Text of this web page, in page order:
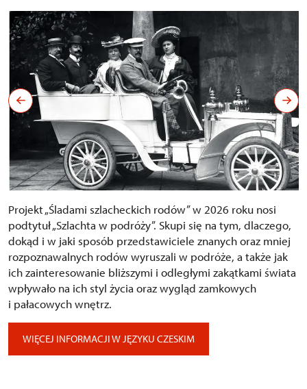
Projekt „Śladami szlacheckich rodów” w 2026 roku nosi
podtytuł „Szlachta w podróży”. Skupi się na tym, dlaczego,
dokąd i w jaki sposób przedstawiciele znanych oraz mniej
rozpoznawalnych rodów wyruszali w podróże, a także jak
ich zainteresowanie bliższymi i odległymi zakątkami świata
wpływało na ich styl życia oraz wygląd zamkowych
i pałacowych wnętrz.
WIĘCEJ INFORMACJI W JĘZYKU CZESKIM